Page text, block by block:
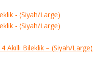
Akıllı Bileklik – (Siyah/Large)